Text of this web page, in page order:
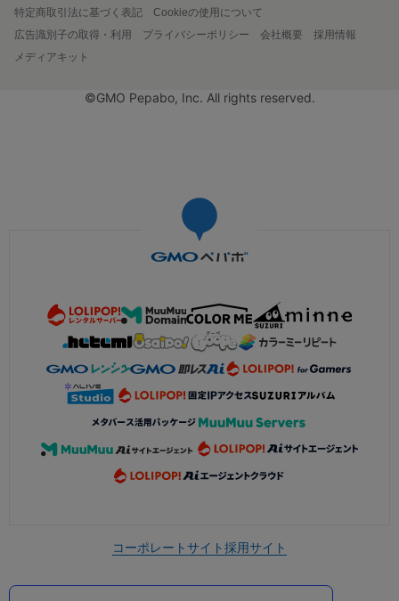
特定商取引法に基づく表記
Cookieの使用について
広告識別子の取得・利用
プライバシーポリシー 会社概要
採用情報
メディアキット
©GMO Pepabo, Inc. All rights reserved.
コーポレートサイト採用サイト